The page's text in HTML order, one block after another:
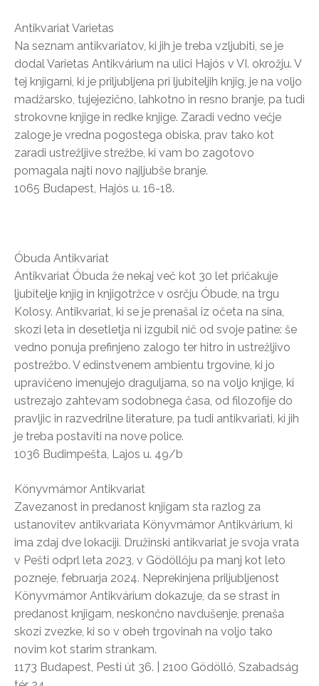
Antikvariat Varietas
Na seznam antikvariatov, ki jih je treba vzljubiti, se je
dodal Varietas Antikvárium na ulici Hajós v VI. okrožju. V
tej knjigarni, ki je priljubljena pri ljubiteljih knjig, je na voljo
madžarsko, tujejezično, lahkotno in resno branje, pa tudi
strokovne knjige in redke knjige. Zaradi vedno večje
zaloge je vredna pogostega obiska, prav tako kot
zaradi ustrežljive strežbe, ki vam bo zagotovo
pomagala najti novo najljubše branje.
1065 Budapest, Hajós u. 16-18.
Óbuda Antikvariat
Antikvariat Óbuda že nekaj več kot 30 let pričakuje
ljubitelje knjig in knjigotržce v osrčju Óbude, na trgu
Kolosy. Antikvariat, ki se je prenašal iz očeta na sina,
skozi leta in desetletja ni izgubil nič od svoje patine: še
vedno ponuja prefinjeno zalogo ter hitro in ustrežljivo
postrežbo. V edinstvenem ambientu trgovine, ki jo
upravičeno imenujejo draguljarna, so na voljo knjige, ki
ustrezajo zahtevam sodobnega časa, od filozofije do
pravljic in razvedrilne literature, pa tudi antikvariati, ki jih
je treba postaviti na nove police.
1036 Budimpešta, Lajos u. 49/b
Könyvmámor Antikvariat
Zavezanost in predanost knjigam sta razlog za
ustanovitev antikvariata Könyvmámor Antikvárium, ki
ima zdaj dve lokaciji. Družinski antikvariat je svoja vrata
v Pešti odprl leta 2023, v Gödöllőju pa manj kot leto
pozneje, februarja 2024. Neprekinjena priljubljenost
Könyvmámor Antikvárium dokazuje, da se strast in
predanost knjigam, neskončno navdušenje, prenaša
skozi zvezke, ki so v obeh trgovinah na voljo tako
novim kot starim strankam.
1173 Budapest, Pesti út 36. | 2100 Gödöllő, Szabadság